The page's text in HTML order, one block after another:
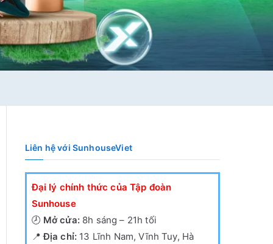
Liên hệ với SunhouseViet
Đại lý chính thức của Tập đoàn
Sunhouse
🕗 Mở cửa:8h sáng – 21h tối
📍Địa chỉ: 13 Lĩnh Nam, Vĩnh Tuy, Hà